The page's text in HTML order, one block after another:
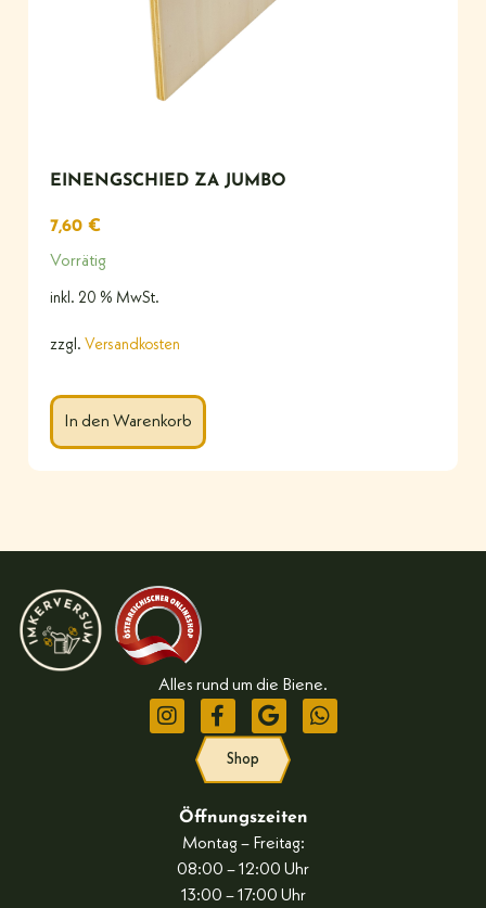
EINENGSCHIED ZA JUMBO
7,60 €
Vorrätig
inkl. 20 % MwSt.
zzgl. Versandkosten
In den Warenkorb
Alles rund um die Biene.
Shop
Öffnungszeiten
Montag – Freitag:
08:00 – 12:00 Uhr
13:00 – 17:00 Uhr